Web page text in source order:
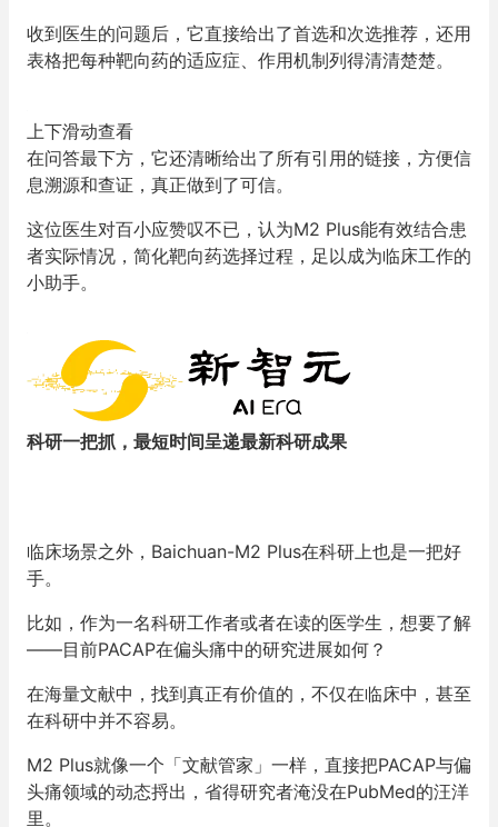
收到医生的问题后，它直接给出了首选和次选推荐，还用
表格把每种靶向药的适应症、作用机制列得清清楚楚。
上下滑动查看
在问答最下方，它还清晰给出了所有引用的链接，方便信
息溯源和查证，真正做到了可信。
这位医生对百小应赞叹不已，认为M2 Plus能有效结合患
者实际情况，简化靶向药选择过程，足以成为临床工作的
小助手。
科研一把抓，最短时间呈递最新科研成果
临床场景之外，Baichuan-M2 Plus在科研上也是一把好
手。
比如，作为一名科研工作者或者在读的医学生，想要了解
——目前PACAP在偏头痛中的研究进展如何？
在海量文献中，找到真正有价值的，不仅在临床中，甚至
在科研中并不容易。
M2 Plus就像一个「文献管家」一样，直接把PACAP与偏
头痛领域的动态捋出，省得研究者淹没在PubMed的汪洋
里。